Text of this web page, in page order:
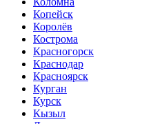
Копейск
Королёв
Кострома
Красногорск
Краснодар
Красноярск
Курган
Курск
Кызыл